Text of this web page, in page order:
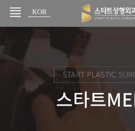
KOR
JPN